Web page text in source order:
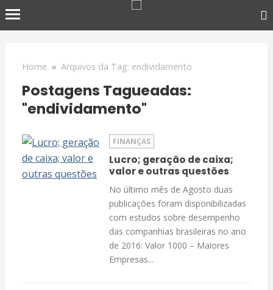
Home » Arquivos da Tag: endividamento
Postagens Tagueadas:
"endividamento"
FINANÇAS
Lucro; geração de caixa;
valor e outras questões
No último mês de Agosto duas
publicações foram disponibilizadas
com estudos sobre desempenho
das companhias brasileiras no ano
de 2016: Valor 1000 – Maiores
Empresas...